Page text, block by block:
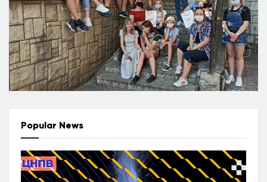
Popular News